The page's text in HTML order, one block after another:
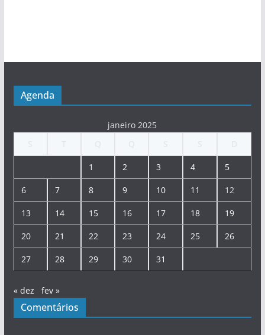
Agenda
janeiro 2025
1 2 3 4 5
6 7 8 9 10 11 12
13 14 15 16 17 18 19
20 21 22 23 24 25 26
27 28 29 30 31
« dez fev »
Comentários